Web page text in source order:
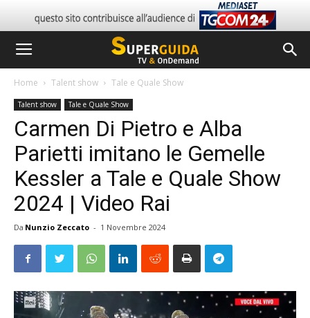
Home Talent show Tale e Quale Show
Talent show Tale e Quale Show
Carmen Di Pietro e Alba
Parietti imitano le Gemelle
Kessler a Tale e Quale Show
2024 | Video Rai
Da Nunzio Zeccato - 1 Novembre 2024